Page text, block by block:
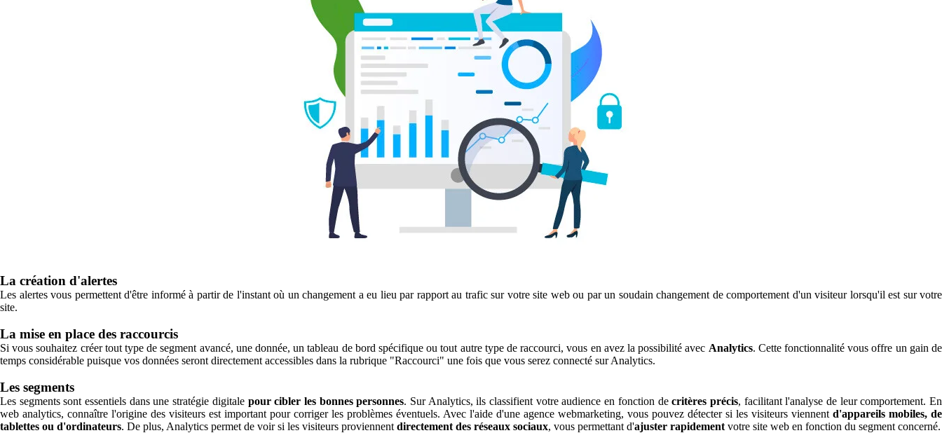
La création d'alertes
Les alertes vous permettent d'être informé à partir de l'instant où un changement a eu lieu par rapport au trafic sur votre site web ou par un soudain changement de comportement d'un visiteur lorsqu'il est sur votre
site.
La mise en place des raccourcis
Si vous souhaitez créer tout type de segment avancé, une donnée, un tableau de bord spécifique ou tout autre type de raccourci, vous en avez la possibilité avec Analytics. Cette fonctionnalité vous offre un gain de
temps considérable puisque vos données seront directement accessibles dans la rubrique "Raccourci" une fois que vous serez connecté sur Analytics.
Les segments
Les segments sont essentiels dans une stratégie digitale pour cibler les bonnes personnes. Sur Analytics, ils classifient votre audience en fonction decritères précis, facilitant l'analyse de leur comportement. En
web analytics, connaître l'origine des visiteurs est important pour corriger les problèmes éventuels. Avec l'aide d'une agence webmarketing, vous pouvez détecter si les visiteurs viennent d'appareils mobiles, de
tablettes ou d'ordinateurs. De plus, Analytics permet de voir si les visiteurs proviennent directement des réseaux sociaux, vous permettant d'ajuster rapidement votre site web en fonction du segment concerné.